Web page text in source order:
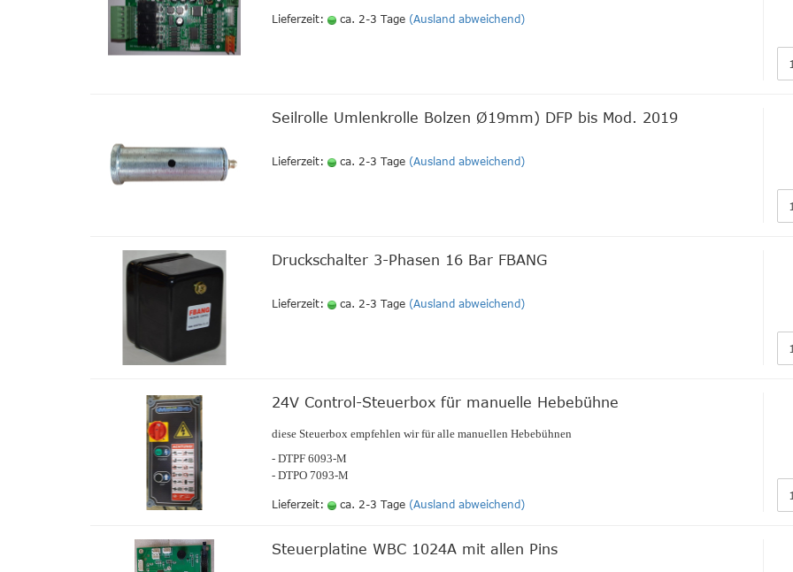
Lieferzeit: ca. 2-3 Tage (Ausland abweichend)
Seilrolle Umlenkrolle Bolzen Ø19mm) DFP bis Mod. 2019
Lieferzeit: ca. 2-3 Tage (Ausland abweichend)
Druckschalter 3-Phasen 16 Bar FBANG
Lieferzeit: ca. 2-3 Tage (Ausland abweichend)
24V Control-Steuerbox für manuelle Hebebühne
diese Steuerbox empfehlen wir für alle manuellen Hebebühnen
- DTPF 6093-M
- DTPO 7093-M
Lieferzeit: ca. 2-3 Tage (Ausland abweichend)
Steuerplatine WBC 1024A mit allen Pins